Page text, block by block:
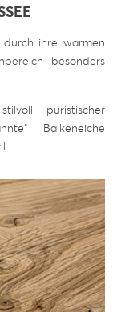
durch ihre warmen
besonders
puristischer
Balkeneiche